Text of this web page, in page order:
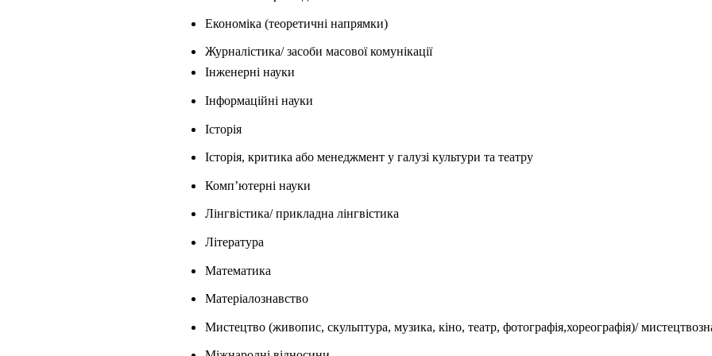
Економіка (теоретичні напрямки)
Журналістика/ засоби масової комунікації
Інженерні науки
Інформаційні науки
Історія
Історія, критика або менеджмент у галузі культури та театру
Комп’ютерні науки
Лінгвістика/ прикладна лінгвістика
Література
Математика
Матеріалознавство
Мистецтво (живопис, скульптура, музика, кіно, театр, фотографія,хореографія)/